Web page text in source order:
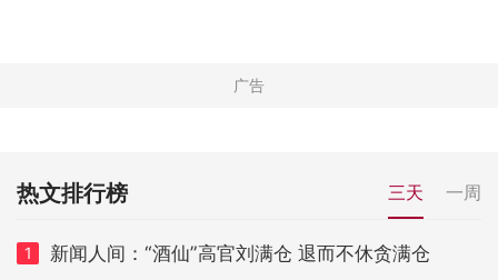
热文排行榜 三天 一周
1 新闻人间：“酒仙”高官刘满仓 退而不休贪满仓